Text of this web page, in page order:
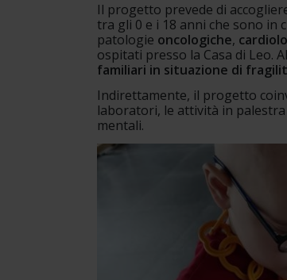
Il progetto prevede di
tra gli 0 e i 18 anni che sono in
patologie oncologiche,
ospitati presso la Casa di Leo.
familiari in situazione di
Indirettamente, il progetto
laboratori, le attività in
mentali.